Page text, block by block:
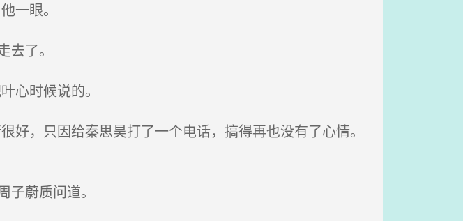
一眼。
了。
心时候说的。
，只因给秦思昊打了一个电话，搞得再也没有了心情。
蔚质问道。